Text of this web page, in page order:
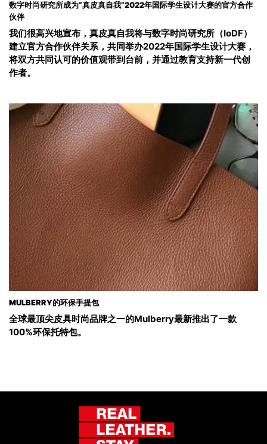
数字时尚研究所成为“真皮真自我”2022年国际学生设计大赛的官方合作
伙伴
我们很高兴地宣布，真皮真自我将与数字时尚研究所（IoDF）
建立官方合作伙伴关系，共同举办2022年国际学生设计大赛，
将双方共同认可的价值观带到台前，并通过教育支持新一代创
作者。
MULBERRY的环保手提包
全球最顶尖皮具时尚品牌之一的Mulberry最新推出了一款
100%环保托特包。